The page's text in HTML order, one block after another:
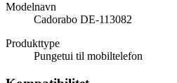
Modelnavn
Cadorabo DE-113082
Produkttype
Pungetui til mobiltelefon